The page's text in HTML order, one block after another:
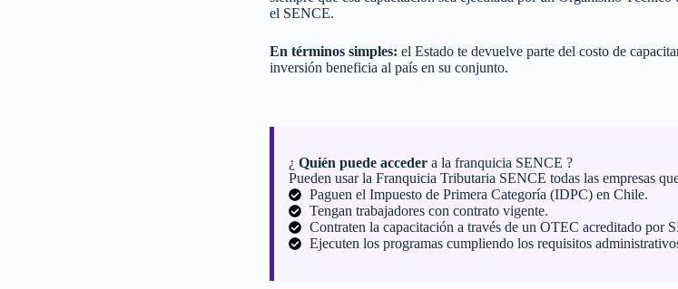
el SENCE.
En términos simples: el Estado te devuelve parte del costo de
inversión beneficia al país en su conjunto.
¿ Quién puede acceder a la franquicia SENCE ?
Pueden usar la Franquicia Tributaria SENCE todas las empresas
Paguen el Impuesto de Primera Categoría (IDPC) en Chile.
Tengan trabajadores con contrato vigente.
Contraten la capacitación a través de un OTEC acreditado por
Ejecuten los programas cumpliendo los requisitos